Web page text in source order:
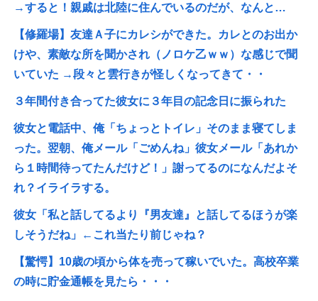
→すると！親戚は北陸に住んでいるのだが、なんと…
【修羅場】友達Ａ子にカレシができた。カレとのお出か
けや、素敵な所を聞かされ（ノロケ乙ｗｗ）な感じで聞
いていた →段々と雲行きが怪しくなってきて・・
３年間付き合ってた彼女に３年目の記念日に振られた
彼女と電話中、俺「ちょっとトイレ」そのまま寝てしま
った。翌朝、俺メール「ごめんね」彼女メール「あれか
ら１時間待ってたんだけど！」謝ってるのになんだよそ
れ？イライラする。
彼女「私と話してるより『男友達』と話してるほうが楽
しそうだね」←これ当たり前じゃね？
【驚愕】10歳の頃から体を売って稼いでいた。高校卒業
の時に貯金通帳を見たら・・・